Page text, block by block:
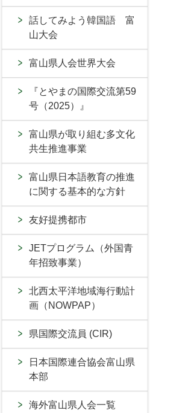
話してみよう韓国語 富
山大会
富山県人会世界大会
『とやまの国際交流第59
号（2025）』
富山県が取り組む多文化
共生推進事業
富山県日本語教育の推進
に関する基本的な方針
友好提携都市
JETプログラム（外国青
年招致事業）
北西太平洋地域海行動計
画（NOWPAP）
県国際交流員 (CIR)
日本国際連合協会富山県
本部
海外富山県人会一覧